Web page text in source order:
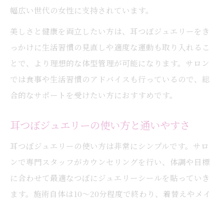
幅広い世代の女性に支持されています。
美しさと健康を両立したい方は、耳つぼジュエリーをき
っかけに生活習慣の見直しや適度な運動も取り入れるこ
とで、より理想的な体型管理が可能になります。サロン
では食事や生活習慣のアドバイスも行っているので、総
合的なサポートを受けたい方におすすめです。
耳つぼジュエリーの使い方と通いやすさ
耳つぼジュエリーの使い方は非常にシンプルです。サロ
ンで専門スタッフがカウンセリングを行い、体調や目標
に合わせて最適なつぼにジュエリーシールを貼っていき
ます。施術自体は10～20分程度で終わり、着替えやメイ